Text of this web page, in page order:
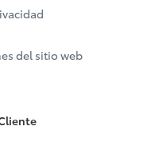
del sitio web